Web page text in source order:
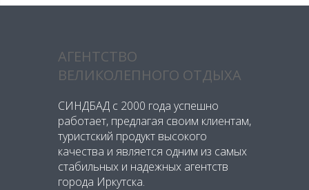
АГЕНТСТВО
ВЕЛИКОЛЕПНОГО ОТДЫХА
СИНДБАД с 2000 года успешно
работает, предлагая своим клиентам,
туристский продукт высокого
качества и является одним из самых
стабильных и надежных агентств
города Иркутска.